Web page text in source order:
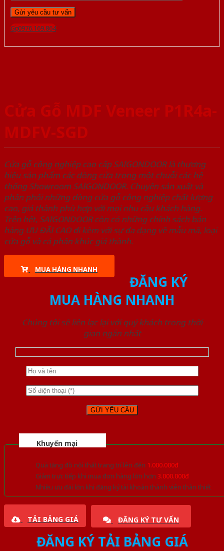
Gọi 0976.169.864
Cửa Gỗ MDF Veneer P1R4a-
MDFV-SGD
Cửa gỗ công nghiệp cao cấp SAIGONDOOR là thương
hiệu sản phẩm các dòng cửa trong một chuỗi các hệ
thống Showroom SAIGONDOOR. Chuyên sản xuất và
phân phối những dòng cửa gỗ công nghiệp chất lượng
cao, giá thành phù hợp với mọi nhu cầu khách hàng.
Trên hết, SAIGONDOOR còn có những chính sách bán
hàng ƯU ĐÃI CAO đi kèm với sự đa dạng về mẫu mã, loại
cửa gỗ và cả phân khúc giá thành.
MUA HÀNG NHANH
ĐĂNG KÝ
MUA HÀNG NHANH
Chúng tôi sẽ liên lạc lại với quý khách trong thời
gian ngắn nhất
Khuyến mại
Quà tặng đồ nội thất trang trí lên đến 1.000.000đ
Giảm trực tiếp khi mua đơn hàng lớn hơn 3.000.000đ
Nhiều ưu đãi lớn khi đăng ký tài khoản thành viên thân thiết
TẢI BẢNG GIÁ ĐĂNG KÝ TƯ VẤN
ĐĂNG KÝ TẢI BẢNG GIÁ